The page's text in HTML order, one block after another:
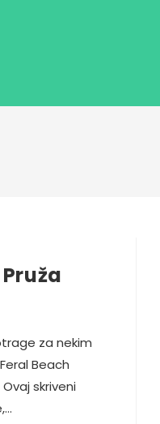
za nekim
Beach
skriveni